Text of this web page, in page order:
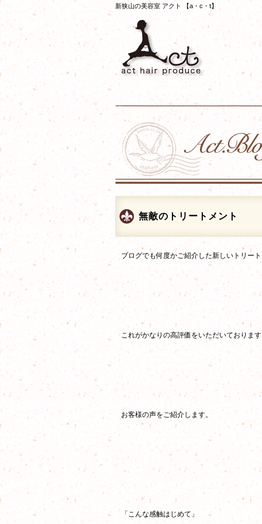
新狭山の美容室 アクト 【a・c・t】
無敵のトリートメント
ブログでも何度かご紹介した新しいトリー
これがかなりの高評価をいただいておりま
お客様の声をご紹介します。
「こんな感触はじめて」